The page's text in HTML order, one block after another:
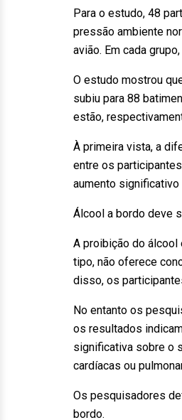
Para o estudo, 48
pressão ambiente
avião. Em cada
O estudo mostrou
subiu para 88
estão,
À primeira vista, a
entre os
aumento
Álcool a bordo deve
A proibição do álcool
tipo, não oferece
disso, os
No entanto os
os resultados
significativa sobre o
cardíacas ou
Os pesquisadores
bordo.